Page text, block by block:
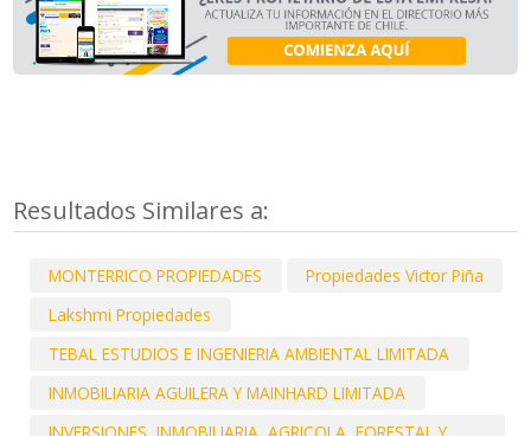
Resultados Similares a:
MONTERRICO PROPIEDADES
Propiedades Victor Piña
Lakshmi Propiedades
TEBAL ESTUDIOS E INGENIERIA AMBIENTAL LIMITADA
INMOBILIARIA AGUILERA Y MAINHARD LIMITADA